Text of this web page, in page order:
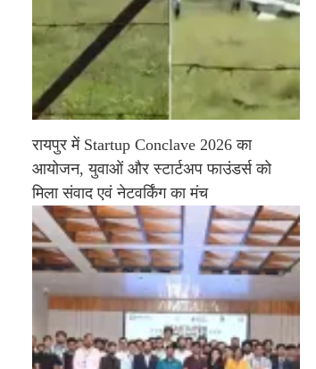
रायपुर में Startup Conclave 2026 का
आयोजन, युवाओं और स्टार्टअप फाउंडर्स को
मिला संवाद एवं नेटवर्किंग का मंच